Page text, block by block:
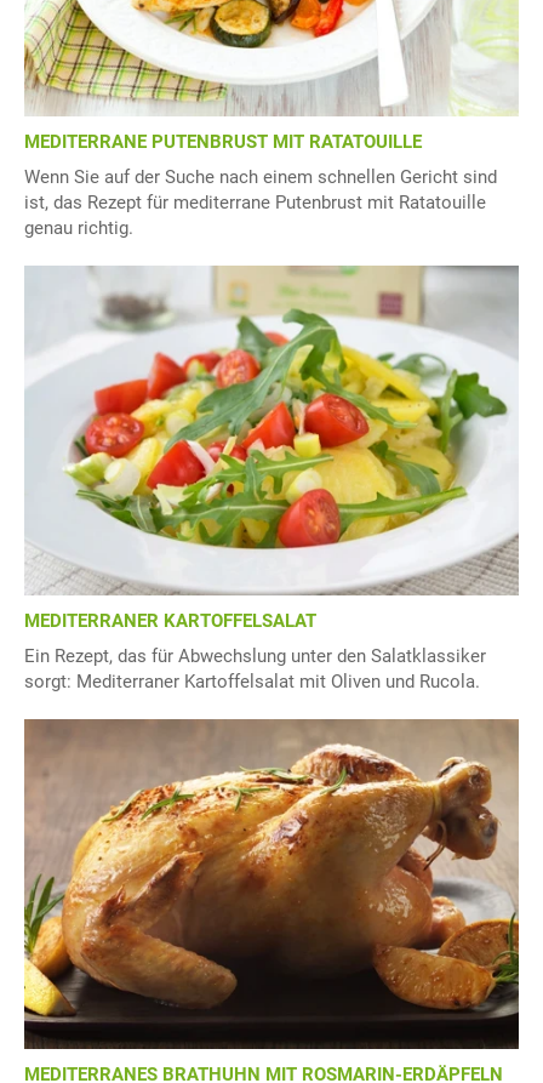
MEDITERRANE PUTENBRUST MIT RATATOUILLE
Wenn Sie auf der Suche nach einem schnellen Gericht sind
ist, das Rezept für mediterrane Putenbrust mit Ratatouille
genau richtig.
MEDITERRANER KARTOFFELSALAT
Ein Rezept, das für Abwechslung unter den Salatklassiker
sorgt: Mediterraner Kartoffelsalat mit Oliven und Rucola.
MEDITERRANES BRATHUHN MIT ROSMARIN-ERDÄPFELN